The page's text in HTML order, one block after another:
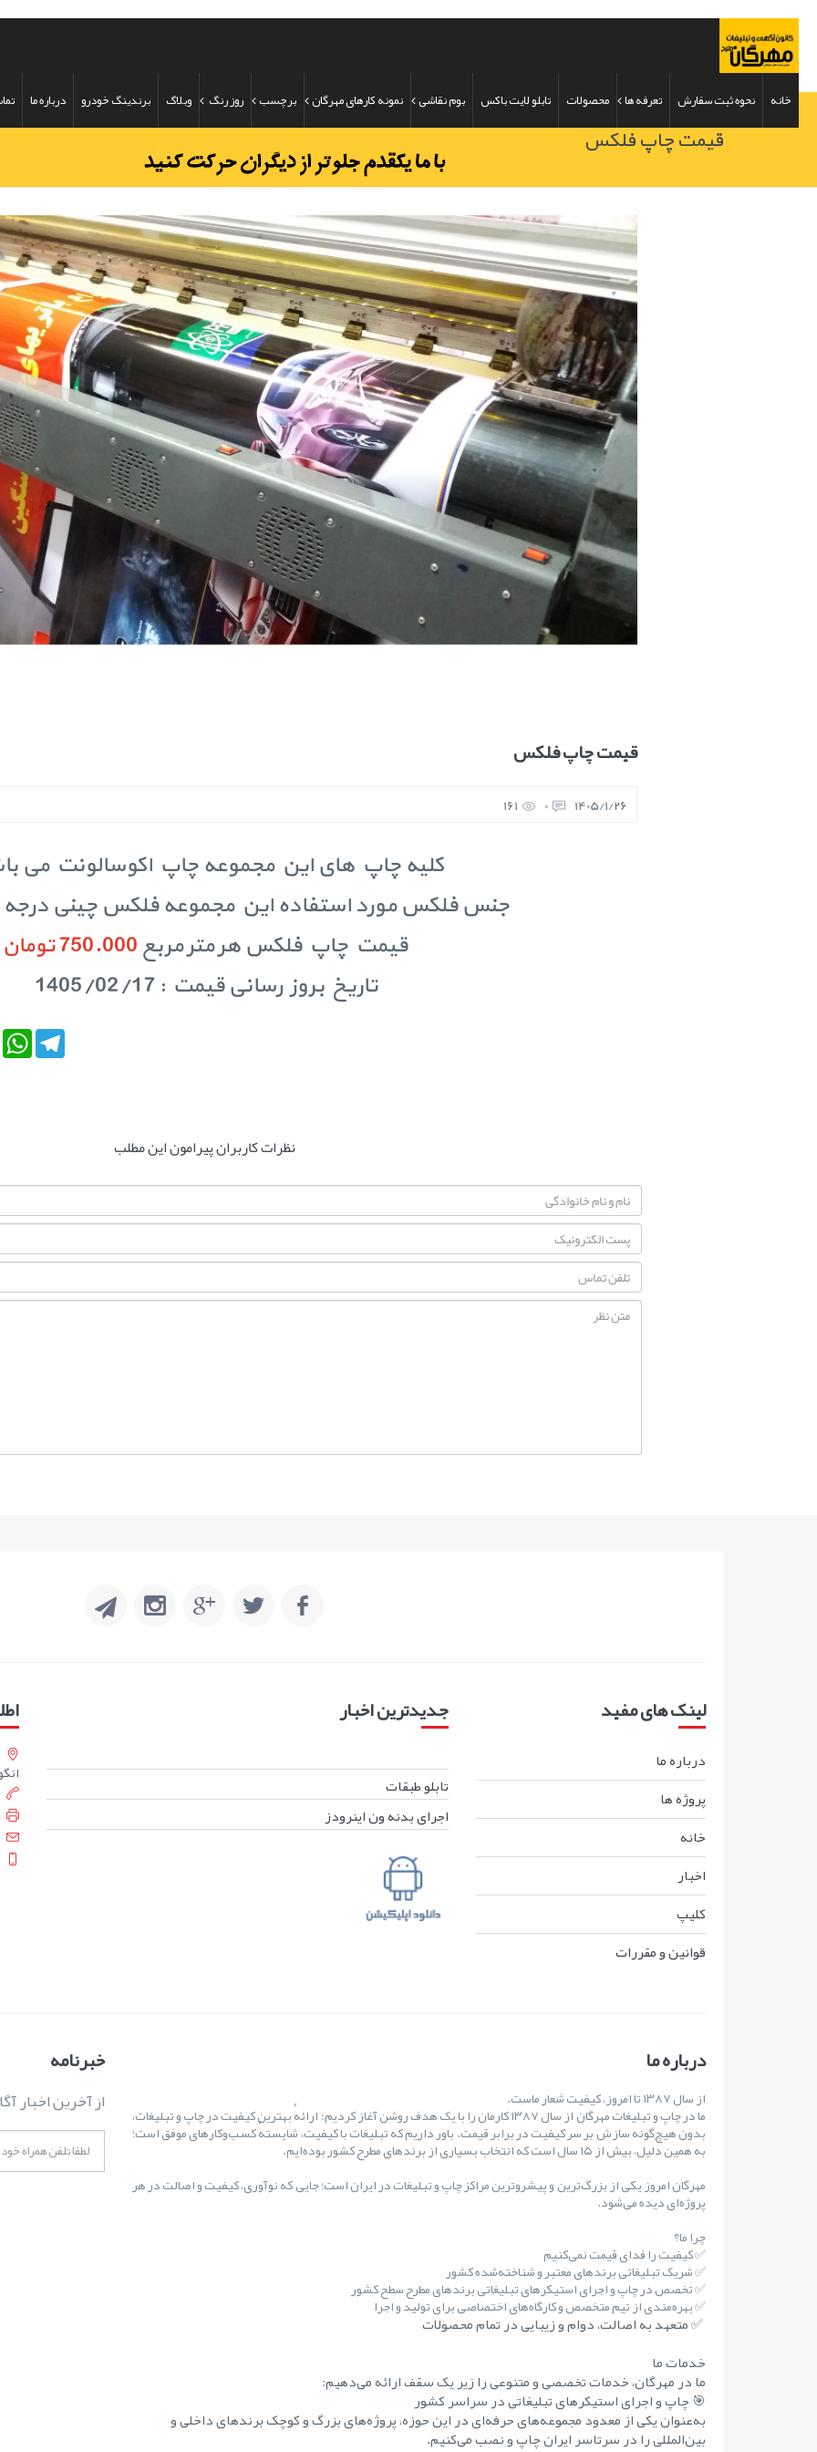
خانه نحوه ثبت سفارش تعرفه ها محصولات تابلو لایت باکس بوم نقاشی نمونه کارهای مهرگان برچسب روز رنگ وبلاگ برندینگ خودرو درباره ما
قیمت چاپ فلکس
قیمت چاپ فلکس
1405/1/26
0
161
کلیه چاپ های این مجموعه چاپ اکوسالونت می
جنس فلکس مورد استفاده این مجموعه فلکس چینی درجه 1 می باشد.
قیمت چاپ فلکس هر متر مربع750.000 تومان
تاریخ بروز رسانی قیمت : 1405/02/17
Telegram
نظرات کاربران پیرامون این مطلب
لینک های مفید
درباره ما
پروژه ها
خانه
اخبار
کليپ
قوانين و مقررات
جدیدترین اخبار
تابلو طبقات
اجرای بدنه ون اینرودز
درباره ما
از سال ۱۳۸۷ تا امروز، کیفیت شعار ماست.
ما در چاپ و تبلیغات مهرگان از سال ۱۳۸۷ کارمان را با یک هدف روشن آغاز کردیم: ارائهٔ بهترین کیفیت در چاپ و تبلیغات،
بدون هیچ‌گونه سازش بر سر کیفیت در برابر قیمت. باور داریم که تبلیغات با کیفیت، شایستهٔ کسب‌وکارهای موفق است؛
به همین دلیل، بیش از ۱۵ سال است که انتخاب بسیاری از برندهای مطرح کشور بوده‌ایم.
مهرگان امروز یکی از بزرگ‌ترین و پیشروترین مراکز چاپ و تبلیغات در ایران است؛ جایی که نوآوری، کیفیت و اصالت در هر
پروژه‌ای دیده می‌شود.
چرا ما؟
✅ کیفیت را فدای قیمت نمی‌کنیم
✅ شریک تبلیغاتی برندهای معتبر و شناخته‌شده کشور
✅ تخصص در چاپ و اجرای استیکرهای تبلیغاتی برندهای مطرح سطح کشور
✅ بهره‌مندی از تیم متخصص و کارگاه‌های اختصاصی برای تولید و اجرا
✅ متعهد به اصالت، دوام و زیبایی در تمام محصولات
خدمات ما
ما در مهرگان، خدمات تخصصی و متنوعی را زیر یک سقف ارائه می‌دهیم:
🎯 چاپ و اجرای استیکرهای تبلیغاتی در سراسر کشور
به‌عنوان یکی از معدود مجموعه‌های حرفه‌ای در این حوزه، پروژه‌های بزرگ و کوچک برندهای داخلی و
بین‌المللی را در سرتاسر ایران چاپ و نصب می‌کنیم.
خبرنامه
از آخرین اخبار